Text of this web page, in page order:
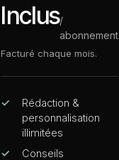
Inclus/
abonnement
Facturé chaque mois.
✓ Rédaction &
personnalisation
illimitées
✓
Conseils